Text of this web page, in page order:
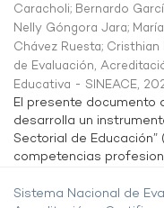
Caracholi; Bernardo
Nelly Góngora Jara;
Chávez Ruesta; Cristhian
de Evaluación,
Educativa - SINEACE,
El presente documento
desarrolla un
Sectorial de
competencias
Sistema Nacional de